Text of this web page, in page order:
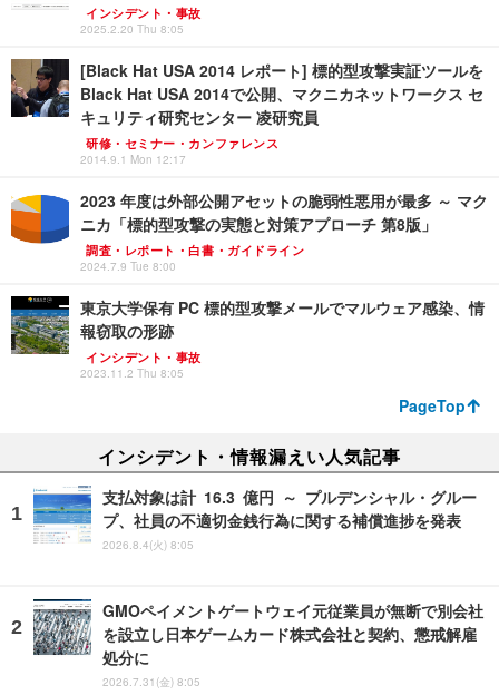
インシデント・事故
2025.2.20 Thu 8:05
[Black Hat USA 2014 レポート] 標的型攻撃実証ツールを
Black Hat USA 2014で公開、マクニカネットワークス セ
キュリティ研究センター 凌研究員
研修・セミナー・カンファレンス
2014.9.1 Mon 12:17
2023 年度は外部公開アセットの脆弱性悪用が最多 ～ マク
ニカ「標的型攻撃の実態と対策アプローチ 第8版」
調査・レポート・白書・ガイドライン
2024.7.9 Tue 8:00
東京大学保有 PC 標的型攻撃メールでマルウェア感染、情
報窃取の形跡
インシデント・事故
2023.11.2 Thu 8:05
PageTop
インシデント・情報漏えい人気記事
支払対象は計 16.3 億円 ～ プルデンシャル・グルー
プ、社員の不適切金銭行為に関する補償進捗を発表
2026.8.4(火) 8:05
GMOペイメントゲートウェイ元従業員が無断で別会社
を設立し日本ゲームカード株式会社と契約、懲戒解雇
処分に
2026.7.31(金) 8:05